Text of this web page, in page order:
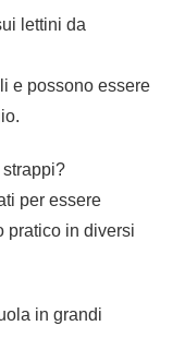
lettini da
e possono essere
strappi?
per essere
pratico in diversi
in grandi